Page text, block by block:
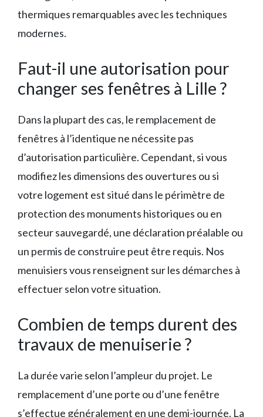
thermiques remarquables avec les techniques
modernes.
Faut-il une autorisation pour
changer ses fenêtres à Lille ?
Dans la plupart des cas, le remplacement de
fenêtres à l’identique ne nécessite pas
d’autorisation particulière. Cependant, si vous
modifiez les dimensions des ouvertures ou si
votre logement est situé dans le périmètre de
protection des monuments historiques ou en
secteur sauvegardé, une déclaration préalable ou
un permis de construire peut être requis. Nos
menuisiers vous renseignent sur les démarches à
effectuer selon votre situation.
Combien de temps durent des
travaux de menuiserie ?
La durée varie selon l’ampleur du projet. Le
remplacement d’une porte ou d’une fenêtre
s’effectue généralement en une demi-journée. La